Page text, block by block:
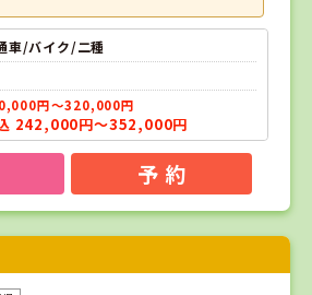
車/バイク/二種
円～320,000円
242,000円～352,000円
予 約